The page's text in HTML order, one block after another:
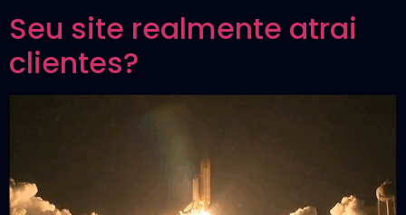
Seu site realmente atrai
clientes?